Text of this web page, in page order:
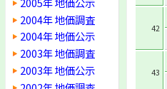
2004年 地価調査
2004年 地価公示
2003年 地価調査
2003年 地価公示
42
43